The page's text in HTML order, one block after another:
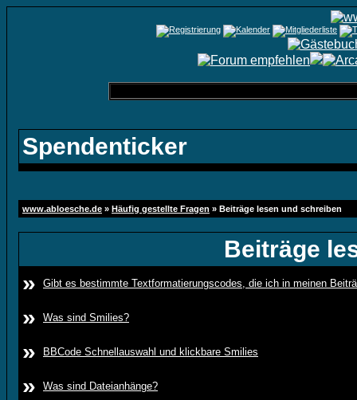
Spendenticker
www.abloesche.de » Häufig gestellte Fragen » Beiträge lesen und schreiben
Beiträge
»
Gibt es bestimmte Textformatierungscodes, die ich in meinen
» Was sind Smilies?
» BBCode Schnellauswahl und klickbare Smilies
» Was sind Dateianhänge?